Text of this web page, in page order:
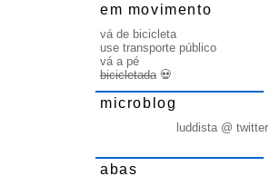
em movimento
vá de bicicleta
use transporte público
vá a pé
bicicletada💀
microblog
luddista @ twitter
abas